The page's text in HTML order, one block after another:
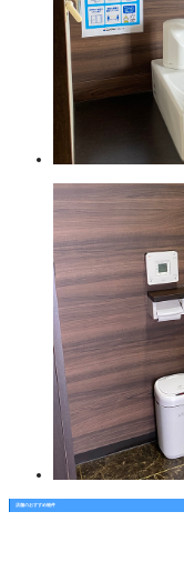
店舗のおすすめ物件